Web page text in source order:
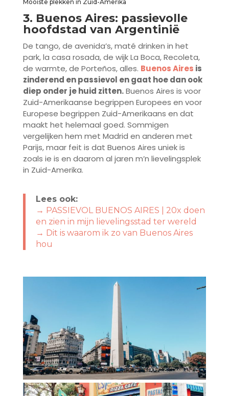
Mooiste plekken in Zuid-Amerika
3. Buenos Aires: passievolle
hoofdstad van Argentinië
De tango, de avenida’s, maté drinken in het
park, la casa rosada, de wijk La Boca, Recoleta,
de warmte, de Porteños, alles. Buenos Aires is
zinderend en passievol en gaat hoe dan ook
diep onder je huid zitten.Buenos Aires is voor
Zuid-Amerikaanse begrippen Europees en voor
Europese begrippen Zuid-Amerikaans en dat
maakt het helemaal goed. Sommigen
vergelijken hem met Madrid en anderen met
Parijs, maar feit is dat Buenos Aires uniek is
zoals ie is en daarom al jaren m’n lievelingsplek
in Zuid-Amerika.
Lees ook:
→ PASSIEVOL BUENOS AIRES | 20x doen
en zien in mijn lievelingsstad ter wereld
→ Dit is waarom ik zo van Buenos Aires
hou